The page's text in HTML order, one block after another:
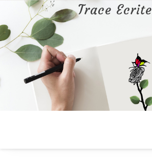
contenu
Trace Ecrite